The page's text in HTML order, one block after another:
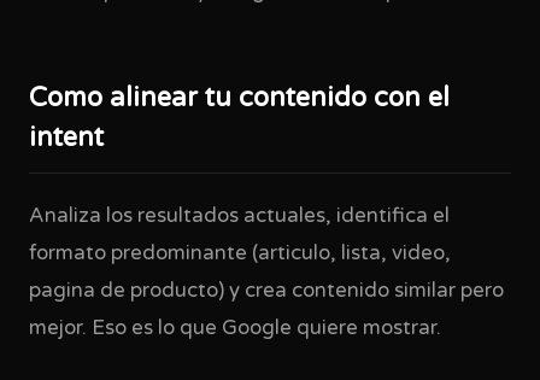
Como alinear tu contenido con el
intent
Analiza los resultados actuales, identifica el
formato predominante (articulo, lista, video,
pagina de producto) y crea contenido similar pero
mejor. Eso es lo que Google quiere mostrar.